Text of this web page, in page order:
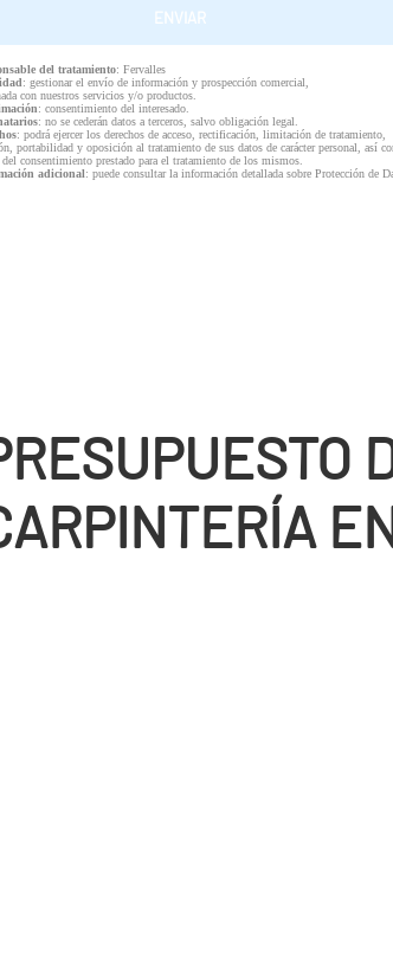
del tratamiento: Fervalles
: gestionar el envío de información y prospección comercial,
con nuestros servicios y/o productos.
: consentimiento del interesado.
: no se cederán datos a terceros, salvo obligación legal.
: podrá ejercer los derechos de acceso, rectificación, limitación de tratamiento,
portabilidad y oposición al tratamiento de sus datos de carácter personal, así
del consentimiento prestado para el tratamiento de los mismos.
adicional: puede consultar la información detallada sobre Protección de